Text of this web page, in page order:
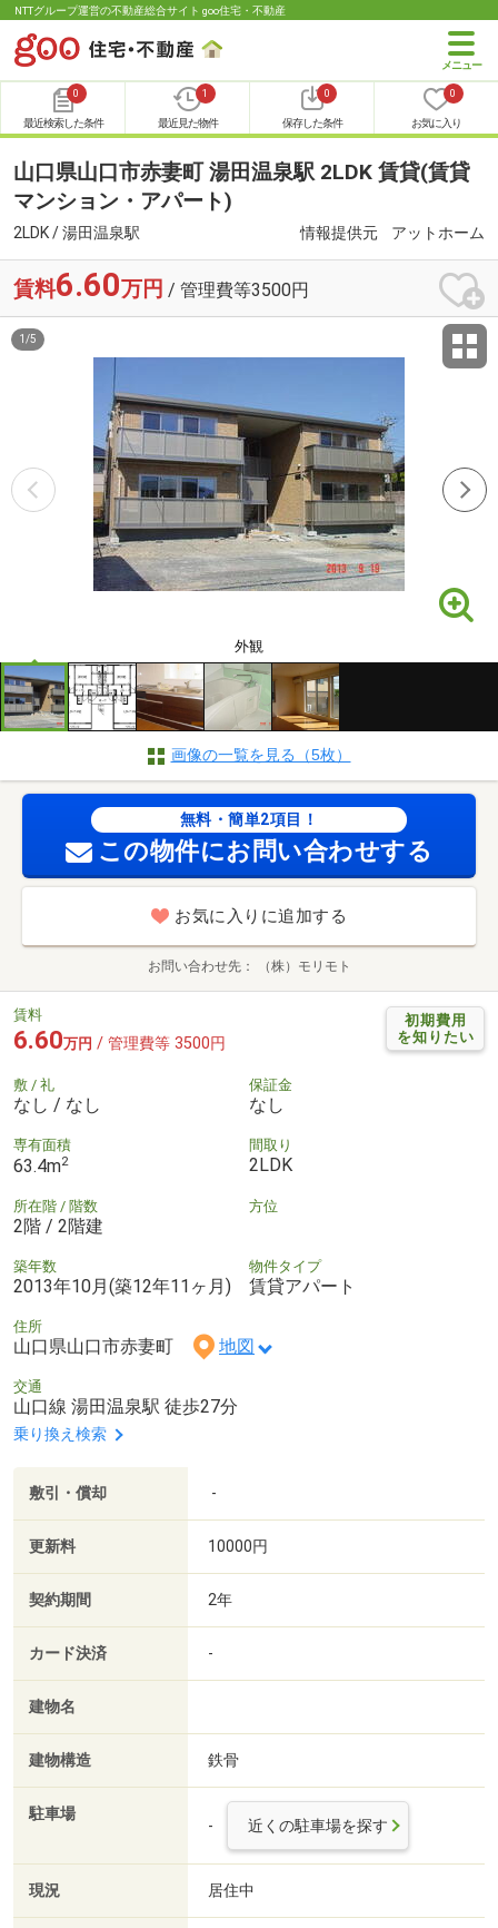
NTTグループ運営の不動産総合サイト goo住宅・不動産
0
最近検索した条件
1
最近見た物件
0
保存した条件
0
お気に入り
山口県山口市赤妻町 湯田温泉駅 2LDK 賃貸(賃貸
マンション・アパート)
2LDK / 湯田温泉駅 情報提供元 アットホーム
賃料6.60万円 / 管理費等3500円
外観
1 /5
画像の一覧を見る（5枚）
無料・簡単2項目！
この物件にお問い合わせする
お気に入りに追加する
お問い合わせ先 （株）モリモト
初期費用
を知りたい
賃料
6.60万円 / 管理費等 3500円
敷 / 礼
なし / なし
保証金
なし
専有面積
63.4m2
間取り
2LDK
所在階 / 階数
2階 / 2階建
方位
築年数
2013年10月(築12年11ヶ月)
物件タイプ
賃貸アパート
住所
山口県山口市赤妻町 地図
交通
山口線 湯田温泉駅 徒歩27分
乗り換え検索
敷引・償却 -
更新料 10000円
契約期間 2年
カード決済 -
建物名
建物構造 鉄骨
駐車場
- 近くの駐車場を探す
現況 居住中